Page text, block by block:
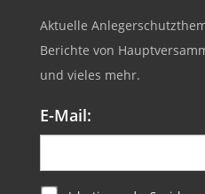
Aktuelle
Berichte von
und vieles mehr.
E-Mail: